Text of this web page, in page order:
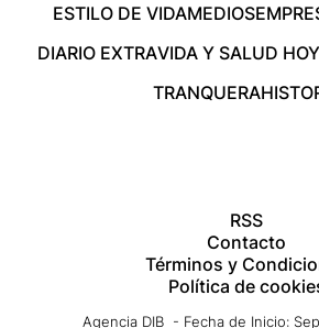
ESTILO DE VIDAMEDIOS
DIARIO EXTRAVIDA Y SALUD HOY
TRANQUERA
RSS
Contacto
Términos y
Política de
Agencia DIB - Fecha de Inicio: